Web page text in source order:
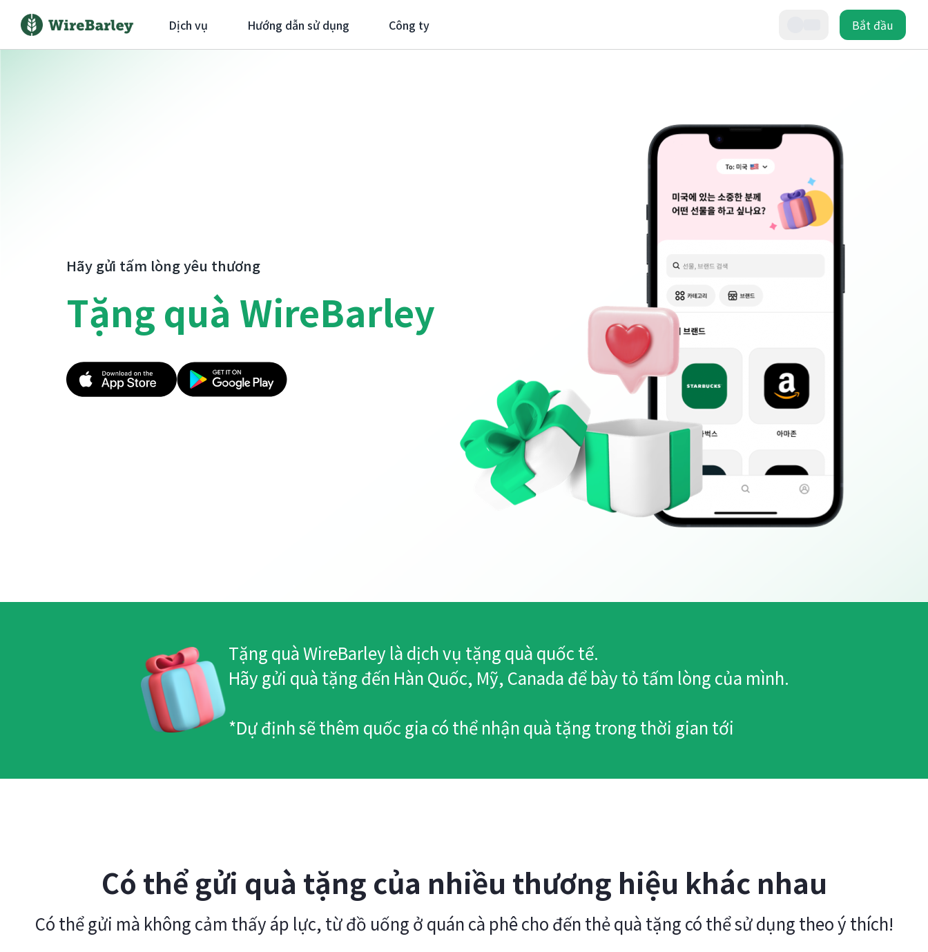
Dịch vụ Hướng dẫn sử dụng Công ty Bắt đầu
Hãy gửi tấm lòng yêu thương
Tặng quà WireBarley
Tặng quà WireBarley là dịch vụ tặng quà quốc tế.
Hãy gửi quà tặng đến Hàn Quốc, Mỹ, Canada để bày tỏ tấm lòng của mình.
*Dự định sẽ thêm quốc gia có thể nhận quà tặng trong thời gian tới
Có thể gửi quà tặng của nhiều thương hiệu khác nhau
Có thể gửi mà không cảm thấy áp lực, từ đồ uống ở quán cà phê cho đến thẻ quà tặng có thể sử dụng theo ý thích!